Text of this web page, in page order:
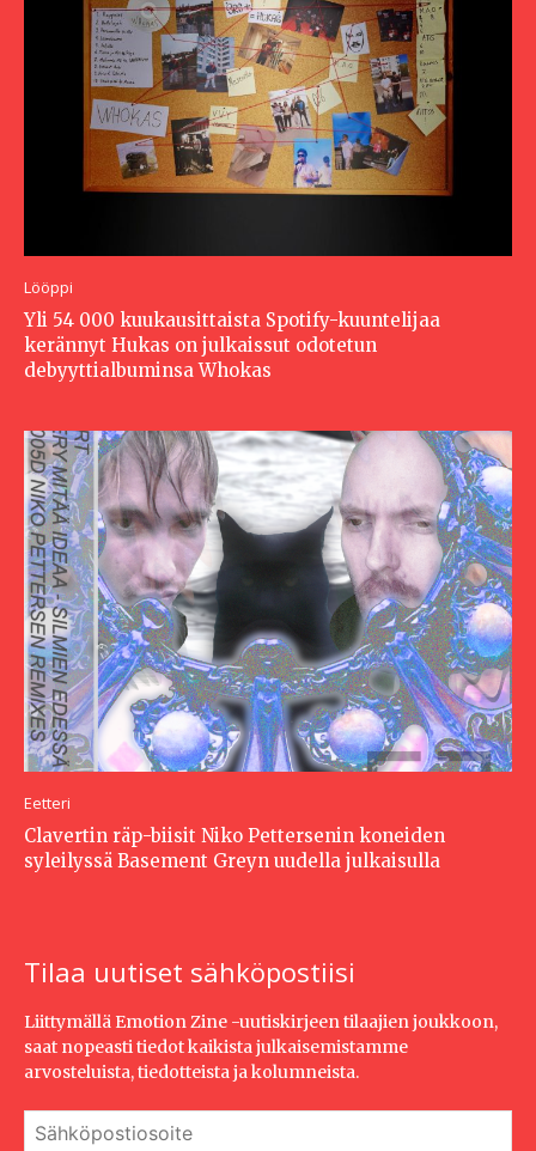
Lööppi
Yli 54 000 kuukausittaista Spotify-kuuntelijaa
kerännyt Hukas on julkaissut odotetun
debyyttialbuminsa Whokas
Eetteri
Clavertin räp-biisit Niko Pettersenin koneiden
syleilyssä Basement Greyn uudella julkaisulla
Tilaa uutiset sähköpostiisi
Liittymällä Emotion Zine -uutiskirjeen tilaajien joukkoon,
saat nopeasti tiedot kaikista julkaisemistamme
arvosteluista, tiedotteista ja kolumneista.